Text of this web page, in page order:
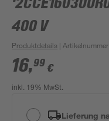
400 V
Produktdetails | Artikelnummer
16,99 €
inkl. 19% MwSt.
Lieferung